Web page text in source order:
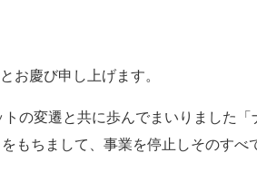
お慶び申し上げます。
の変遷と共に歩んでまいりました「
もちまして、事業を停止しそのすべ